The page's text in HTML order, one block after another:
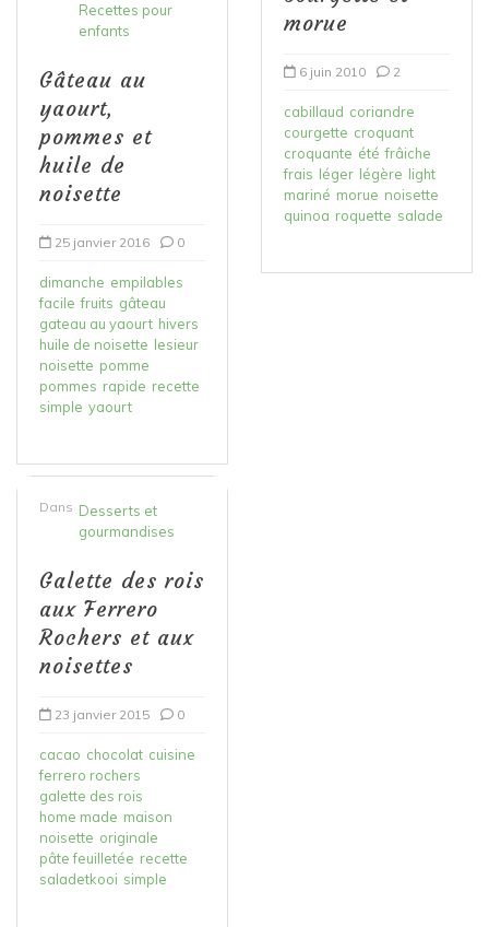
Recettes pour
enfants
Gâteau au
yaourt,
pommes et
huile de
noisette
25 janvier 2016 0
dimanche empilables
facile fruits gâteau
gateau au yaourt hivers
huile de noisette lesieur
noisette pomme
pommes rapide recette
simple yaourt
Dans Desserts et
gourmandises
Galette des rois
aux Ferrero
Rochers et aux
noisettes
23 janvier 2015 0
cacao chocolat cuisine
ferrero rochers
galette des rois
home made maison
noisette originale
pâte feuilletée recette
saladetkooi simple
morue
6 juin 2010 2
cabillaud coriandre
courgette croquant
croquante été frâiche
frais léger légère light
mariné morue noisette
quinoa roquette salade